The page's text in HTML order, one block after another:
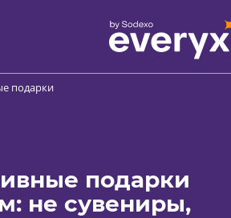
подарки
подарки
не сувениры,